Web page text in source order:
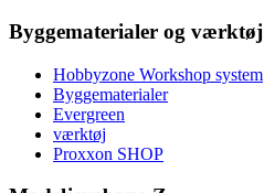
Byggematerialer og værktøj
Hobbyzone Workshop system
Byggematerialer
Evergreen
værktøj
Proxxon SHOP